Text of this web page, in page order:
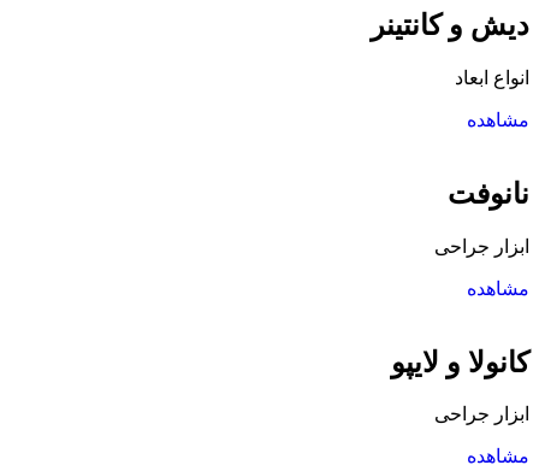
دیش و کانتینر
انواع ابعاد
مشاهده
نانوفت
ابزار جراحی
مشاهده
کانولا و لایپو
ابزار جراحی
مشاهده